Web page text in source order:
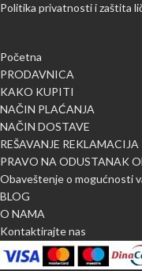
Politika privatnosti i zaštita
Početna
PRODAVNICA
KAKO KUPITI
NAČIN PLAĆANJA
NAČIN DOSTAVE
REŠAVANJE REKLAMACIJA
PRAVO NA ODUSTANAK
Obaveštenje o mogućnosti
BLOG
O NAMA
Kontaktirajte nas